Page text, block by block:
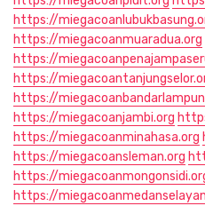
https://
https://miegacoanmuaradua.org
https://
https://
https://
https://miegacoanjambi.org
https://miegacoanminahasa.org
https://miegacoansleman.org
https://
https://